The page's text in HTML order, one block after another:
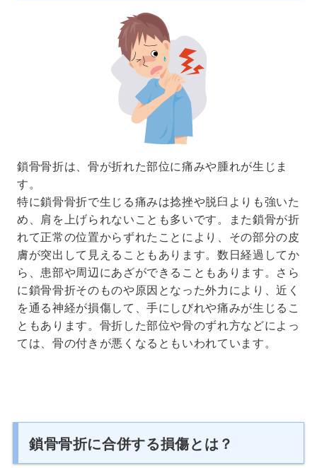
鎖骨骨折は、骨が折れた部位に痛みや腫れが生じま
す。
特に鎖骨骨折で生じる痛みは捻挫や脱臼よりも強いた
め、肩を上げられないことも多いです。また鎖骨が折
れて正常の位置からずれたことにより、その部分の皮
膚が突出して見えることもあります。数日経過してか
ら、患部や周辺にあざができることもあります。さら
に鎖骨骨折そのものや原因となった外力により、近く
を通る神経が損傷して、手にしびれや痛みが生じるこ
ともあります。骨折した部位や骨のずれ方などによっ
ては、骨の付きが悪くなるともいわれています。
鎖骨骨折に合併する損傷とは？